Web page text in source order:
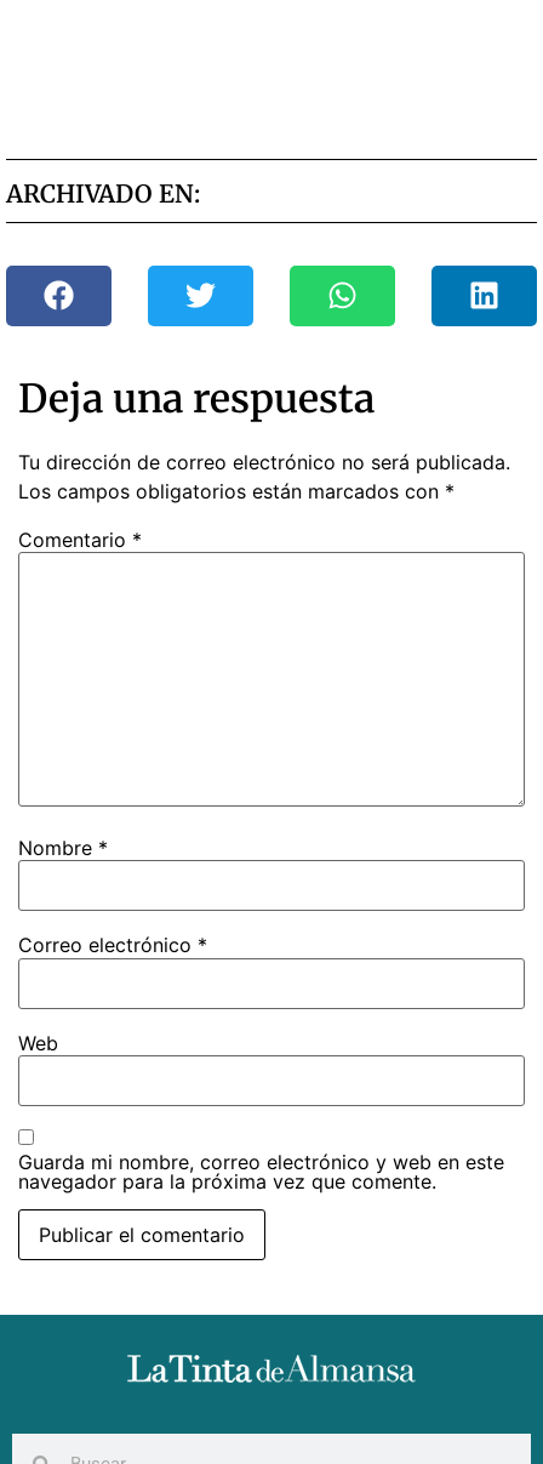
ARCHIVADO EN:
Deja una respuesta
Tu dirección de correo electrónico no será publicada.
Los campos obligatorios están marcados con *
Comentario *
Nombre *
Correo electrónico *
Web
Guarda mi nombre, correo electrónico y web en este
navegador para la próxima vez que comente.